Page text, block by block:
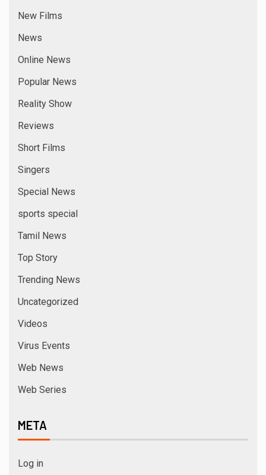
New Films
News
Online News
Popular News
Reality Show
Reviews
Short Films
Singers
Special News
sports special
Tamil News
Top Story
Trending News
Uncategorized
Videos
Virus Events
Web News
Web Series
META
Log in